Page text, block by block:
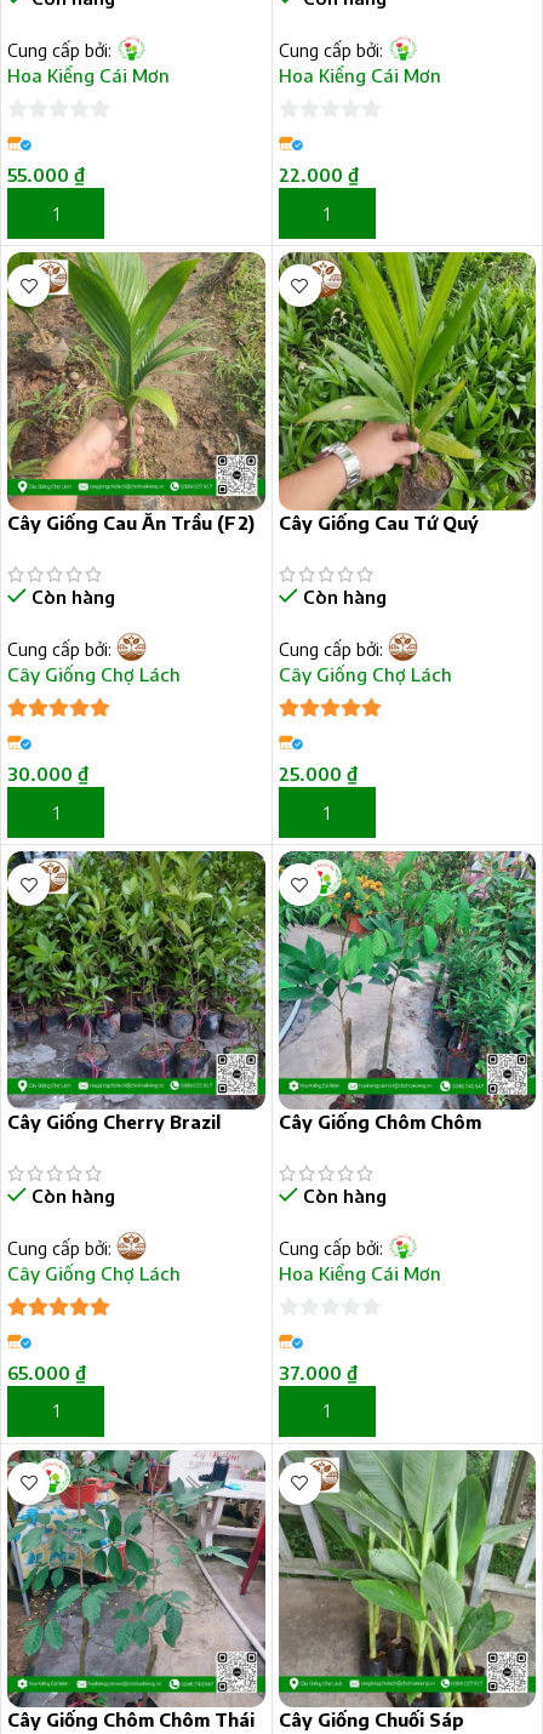
Cung cấp bởi:
Hoa Kiểng Cái Mơn
0
trên
5
55.000 ₫
THÊM VÀO GIỎ HÀNG
Cung cấp bởi:
Hoa Kiểng Cái Mơn
0
trên
5
22.000 ₫
THÊM VÀO GIỎ HÀNG
Cây Giống Cau Ăn Trầu (F2)
Còn hàng
Cung cấp bởi:
Cây Giống Chợ Lách
5trên 5
30.000 ₫
THÊM VÀO GIỎ HÀNG
Cây Giống Cau Tứ Quý
Còn hàng
Cung cấp bởi:
Cây Giống Chợ Lách
5trên 5
25.000 ₫
THÊM VÀO GIỎ HÀNG
Cây Giống Cherry Brazil
Còn hàng
Cung cấp bởi:
Cây Giống Chợ Lách
5trên 5
65.000 ₫
THÊM VÀO GIỎ HÀNG
Cây Giống Chôm Chôm
Còn hàng
Cung cấp bởi:
Hoa Kiểng Cái Mơn
0
trên
5
37.000 ₫
THÊM VÀO GIỎ HÀNG
Cây Giống Chôm Chôm Thái Cây Giống Chuối Sáp